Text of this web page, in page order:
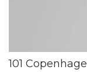
101